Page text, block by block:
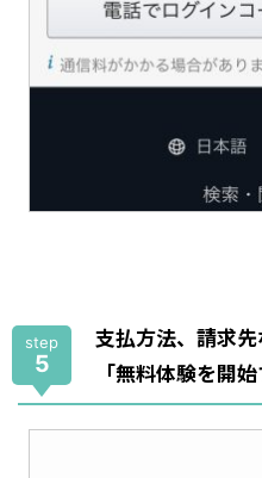
step
5
支払方法、請求
「無料体験を開